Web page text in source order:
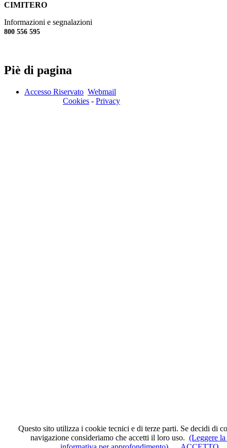
CIMITERO
Informazioni e segnalazioni
800 556 595
Piè di pagina
Accesso Riservato Webmail
Cookies - Privacy
Questo sito utilizza i cookie tecnici e di terze parti. Se decidi di
navigazione consideriamo che accetti il loro uso. (Leggere la